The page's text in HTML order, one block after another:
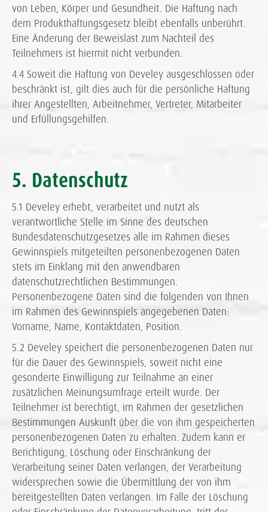
von Leben, Körper und Gesundheit. Die Haftung nach
dem Produkthaftungsgesetz bleibt ebenfalls unberührt.
Eine Änderung der Beweislast zum Nachteil des
Teilnehmers ist hiermit nicht verbunden.
4.4 Soweit die Haftung von Develey ausgeschlossen oder
beschränkt ist, gilt dies auch für die persönliche Haftung
ihrer Angestellten, Arbeitnehmer, Vertreter, Mitarbeiter
und Erfüllungsgehilfen.
5. Datenschutz
5.1 Develey erhebt, verarbeitet und nutzt als
verantwortliche Stelle im Sinne des deutschen
Bundesdatenschutzgesetzes alle im Rahmen dieses
Gewinnspiels mitgeteilten personenbezogenen Daten
stets im Einklang mit den anwendbaren
datenschutzrechtlichen Bestimmungen.
Personenbezogene Daten sind die folgenden von Ihnen
im Rahmen des Gewinnspiels angegebenen Daten:
Vorname, Name, Kontaktdaten, Position.
5.2 Develey speichert die personenbezogenen Daten nur
für die Dauer des Gewinnspiels, soweit nicht eine
gesonderte Einwilligung zur Teilnahme an einer
zusätzlichen Meinungsumfrage erteilt wurde. Der
Teilnehmer ist berechtigt, im Rahmen der gesetzlichen
Bestimmungen Auskunft über die von ihm gespeicherten
personenbezogenen Daten zu erhalten. Zudem kann er
Berichtigung, Löschung oder Einschränkung der
Verarbeitung seiner Daten verlangen, der Verarbeitung
widersprechen sowie die Übermittlung der von ihm
bereitgestellten Daten verlangen. Im Falle der Löschung